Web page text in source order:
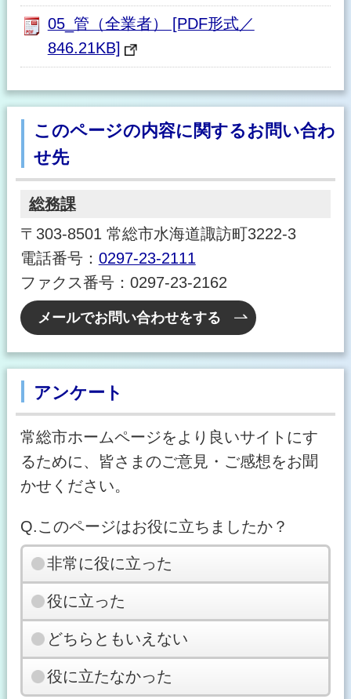
05_管（全業者） [PDF形式／
846.21KB]
このページの内容に関するお問い合わ
せ先
総務課
〒303-8501 常総市水海道諏訪町3222-3
電話番号： 0297-23-2111
ファクス番号：0297-23-2162
メールでお問い合わせをする
アンケート
常総市ホームページをより良いサイトにす
るために、皆さまのご意見・ご感想をお聞
かせください。
Q.このページはお役に立ちましたか？
非常に役に立った
役に立った
どちらともいえない
役に立たなかった